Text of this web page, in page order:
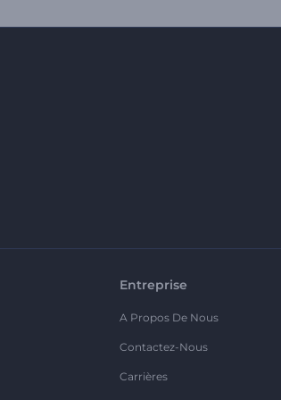
Entreprise
A Propos De Nous
Contactez-Nous
Carrières